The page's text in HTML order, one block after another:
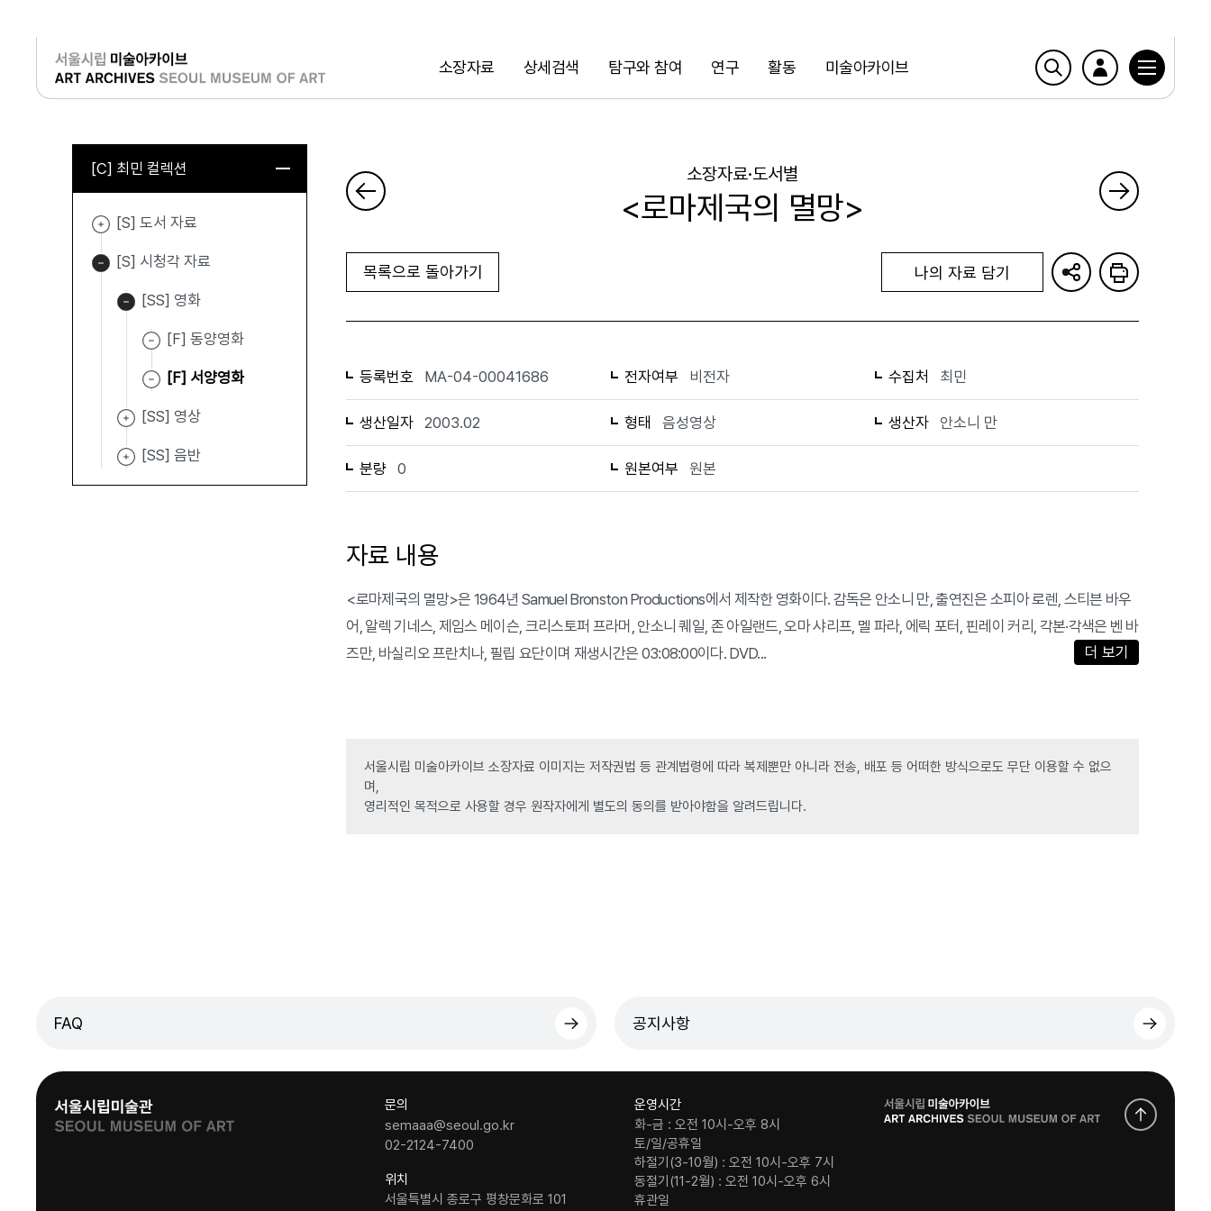
소장자료 상세검색 탐구와 참여 연구 활동 미술아카이브
검색
로그인
[C] 최민 컬렉션
[S] 도서 자료
[S] 시청각 자료
[SS] 영화
[F] 동양영화
[F] 서양영화
[SS] 영상
[SS] 음반
소장자료·도서별
<로마제국의 멸망>
목록으로 돌아가기 나의 자료 담기
등록번호 MA-04-00041686 전자여부 비전자 수집처 최민
생산일자 2003.02 형태 음성영상 생산자 안소니 만
분량 0 원본여부 원본
자료 내용
<로마제국의 멸망>은 1964년 Samuel Bronston Productions에서 제작한 영화이다. 감독은 안소니 만, 출연진은 소피아 로렌, 스티븐 바우
어, 알렉 기네스, 제임스 메이슨, 크리스토퍼 프라머, 안소니 퀘일, 존 아일랜드, 오마 샤리프, 멜 파라, 에릭 포터, 핀레이 커리, 각본·각색은 벤 바
즈만, 바실리오 프란치나, 필립 요단이며 재생시간은 03:08:00이다. DVD...
더 보기
서울시립 미술아카이브 소장자료 이미지는 저작권법 등 관계법령에 따라 복제뿐만 아니라 전송, 배포 등 어떠한 방식으로도 무단 이용할 수 없으
며,
영리적인 목적으로 사용할 경우 원작자에게 별도의 동의를 받아야함을 알려드립니다.
FAQ 공지사항
문의
semaaa@seoul.go.kr
02-2124-7400
위치
서울특별시 종로구 평창문화로 101
운영시간
화-금 : 오전 10시-오후 8시
토/일/공휴일
하절기(3-10월) : 오전 10시-오후 7시
동절기(11-2월) : 오전 10시-오후 6시
휴관일
로
고